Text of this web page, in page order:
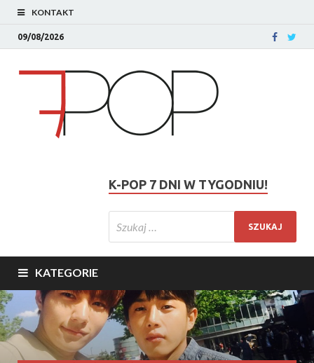
KONTAKT
09/08/2026
K-POP 7 DNI W TYGODNIU!
KATEGORIE